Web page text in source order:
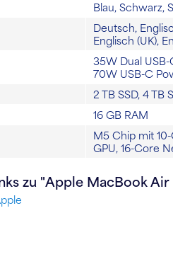
Blau, Schwarz,
Deutsch,
Englisch (UK),
35W Dual
70W USB-C
2 TB SSD, 4 TB
16 GB RAM
M5 Chip mit
GPU, 16-Core
zu "Apple MacBook Air